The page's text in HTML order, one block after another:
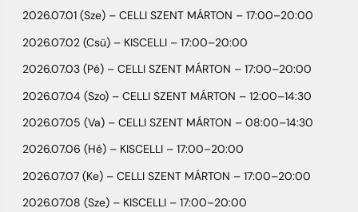
2026.07.01 (Sze) – CELLI SZENT MÁRTON – 17:00–20:00
2026.07.02 (Csü) – KISCELLI – 17:00–20:00
2026.07.03 (Pé) – CELLI SZENT MÁRTON – 17:00–20:00
2026.07.04 (Szo) – CELLI SZENT MÁRTON – 12:00–14:30
2026.07.05 (Va) – CELLI SZENT MÁRTON – 08:00–14:30
2026.07.06 (Hé) – KISCELLI – 17:00–20:00
2026.07.07 (Ke) – CELLI SZENT MÁRTON – 17:00–20:00
2026.07.08 (Sze) – KISCELLI – 17:00–20:00